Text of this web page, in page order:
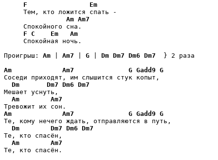
F
Em
     Тем, кто ложится спать -
Am Am7
     Спокойного сна.
F
C Em
Am
     Спокойная ночь.
Проигрыш: Am Am7 G Dm Dm7 Dm6 Dm7
  } 2 раза
Am
Am7 G Gadd9 G
Соседи приходят, им слышится стук копыт,
Dm
Dm7 Dm6 Dm7
Мешает уснуть,
Am
Am7
Am
Am7 G Gadd9 G
Те, кому нечего ждать, отправляются в путь,
Dm
Dm7 Dm6 Dm7
Те, кто спасён,
Am
Am7
Те, кто спасён.